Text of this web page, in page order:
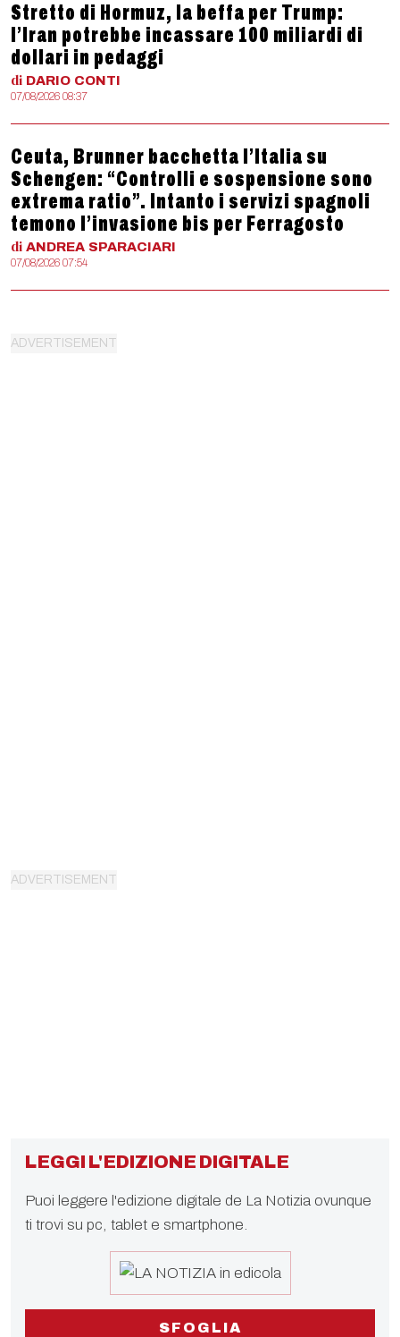
Stretto di Hormuz, la beffa per Trump:
l’Iran potrebbe incassare 100 miliardi di
dollari in pedaggi
di DARIO CONTI
07/08/2026 08:37
Ceuta, Brunner bacchetta l’Italia su
Schengen: “Controlli e sospensione sono
extrema ratio”. Intanto i servizi spagnoli
temono l’invasione bis per Ferragosto
di ANDREA SPARACIARI
07/08/2026 07:54
LEGGI L'EDIZIONE DIGITALE
Puoi leggere l'edizione digitale de La Notizia ovunque
ti trovi su pc, tablet e smartphone.
SFOGLIA